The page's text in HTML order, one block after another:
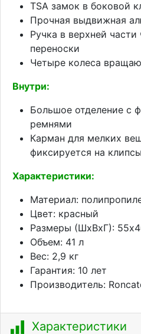
TSA замок в боковой
Прочная выдвижная
Ручка в верхней
переноски
Четыре колеса
Внутри:
Большое отделение с
ремнями
Карман для мелких
фиксируется на клипсы
Характеристики:
Материал:
Цвет: красный
Размеры (ШхВхГ):
Объем: 41 л
Вес: 2,9 кг
Гарантия: 10 лет
Производитель:
Характеристики